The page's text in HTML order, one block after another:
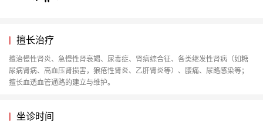
擅长治疗
擅治慢性肾炎、急慢性肾衰竭、尿毒症、肾病综合征、各类继发性肾病（如糖
尿病肾病、高血压肾损害，狼疮性肾炎、乙肝肾炎等）、腰痛、尿路感染等；
擅长血透血管通路的建立与维护。
坐诊时间